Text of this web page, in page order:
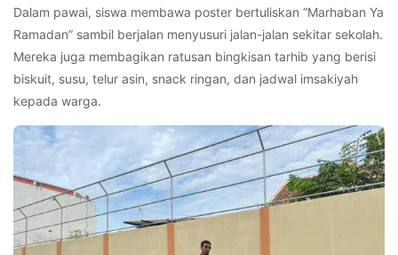
Dalam pawai, siswa membawa poster bertuliskan “Marhaban Ya
Ramadan” sambil berjalan menyusuri jalan-jalan sekitar sekolah.
Mereka juga membagikan ratusan bingkisan tarhib yang berisi
biskuit, susu, telur asin, snack ringan, dan jadwal imsakiyah
kepada warga.